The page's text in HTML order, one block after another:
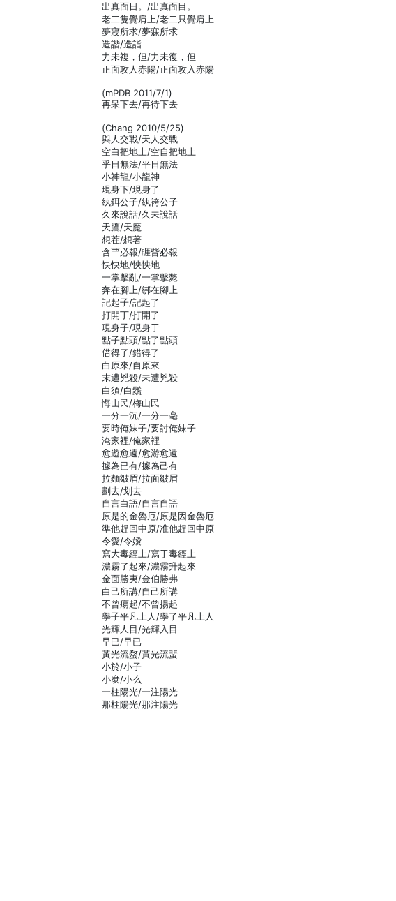
出真面日。/出真面目。
老二隻覺肩上/老二只覺肩上
夢寢所求/夢寐所求
造諧/造詣
力未複，但/力未復，但
正面攻人赤陽/正面攻入赤陽
(mPDB 2011/7/1)
再呆下去/再待下去
(Chang 2010/5/25)
與人交戰/天人交戰
空白把地上/空自把地上
乎日無法/平日無法
小神龍/小龍神
現身下/現身了
紈鉺公子/紈袴公子
久來說話/久未說話
天鷹/天魔
想茬/想著
含覀必報/睚眥必報
快快地/怏怏地
一掌擊亂/一掌擊斃
奔在腳上/綁在腳上
記起子/記起了
打開丁/打開了
現身子/現身于
點子點頭/點了點頭
借得了/錯得了
白原來/自原來
末遭兇殺/未遭兇殺
白須/白鬚
悔山民/梅山民
一分一沉/一分一毫
要時俺妹子/要討俺妹子
淹家裡/俺家裡
愈遊愈遠/愈游愈遠
據為已有/據為己有
拉麵皺眉/拉面皺眉
劃去/划去
自言白語/自言自語
原是的金魯厄/原是因金魯厄
準他趕回中原/准他趕回中原
令愛/令嬡
寫大毒經上/寫于毒經上
濃霧了起來/濃霧升起來
金面勝夷/金伯勝弗
白己所講/自己所講
不曾瘍起/不曾揚起
學子平凡上人/學了平凡上人
光輝人目/光輝入目
早巳/早已
黃光流蝥/黃光流蜚
小於/小子
小麼/小么
一柱陽光/一注陽光
那柱陽光/那注陽光